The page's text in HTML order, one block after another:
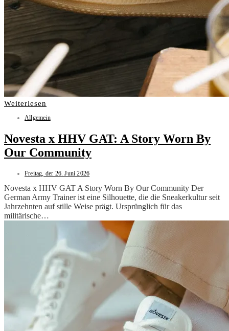
Weiterlesen
Allgemein
Novesta x HHV GAT: A Story Worn By
Our Community
Freitag, der 26. Juni 2026
Novesta x HHV GAT A Story Worn By Our Community Der
German Army Trainer ist eine Silhouette, die die Sneakerkultur seit
Jahrzehnten auf stille Weise prägt. Ursprünglich für das
militärische…